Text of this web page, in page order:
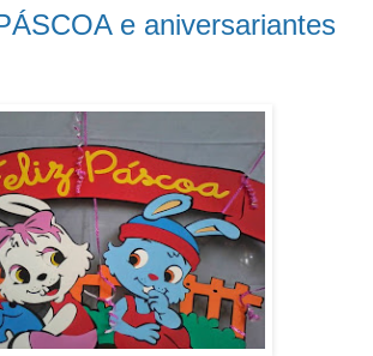
e aniversariantes